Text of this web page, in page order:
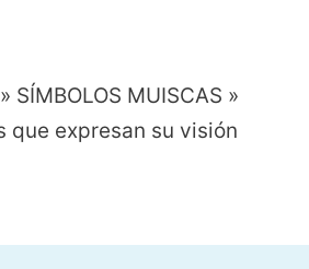
» SÍMBOLOS MUISCAS »
que expresan su visión